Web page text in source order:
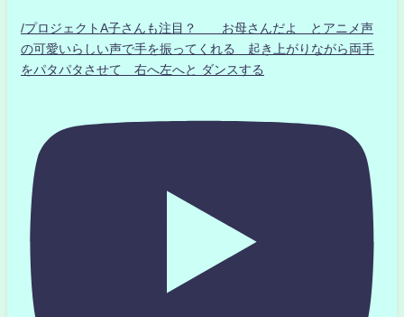
/プロジェクトA子さんも注目？ お母さんだよ とアニメ声
の可愛いらしい声で手を振ってくれる 起き上がりながら両手
をパタパタさせて 右へ左へと ダンスする